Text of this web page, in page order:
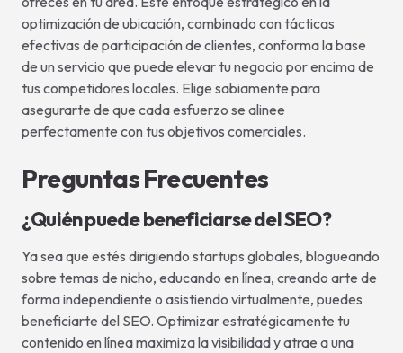
optimización de ubicación, combinado con tácticas
efectivas de participación de clientes, conforma la base
de un servicio que puede elevar tu negocio por encima de
tus competidores locales. Elige sabiamente para
asegurarte de que cada esfuerzo se alinee
perfectamente con tus objetivos comerciales.
Preguntas Frecuentes
¿Quién puede beneficiarse del SEO?
Ya sea que estés dirigiendo startups globales, blogueando
sobre temas de nicho, educando en línea, creando arte de
forma independiente o asistiendo virtualmente, puedes
beneficiarte del SEO. Optimizar estratégicamente tu
contenido en línea maximiza la visibilidad y atrae a una